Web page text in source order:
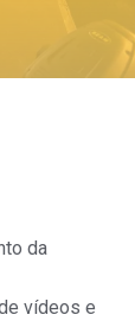
da
vídeos e